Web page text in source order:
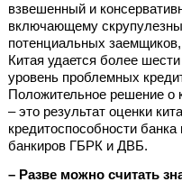
взвешенный и
включающему
потенциальных
Китая удается более
уровень проблемных
Положительное решение о
– это результат оценки
кредитоспособности
банкиров ГБРК и ДВБ.
– Разве можно считать